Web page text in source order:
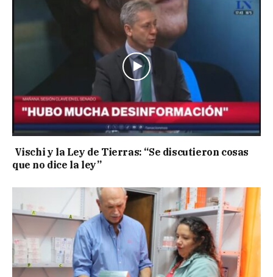
Vischi y la Ley de Tierras: “Se discutieron cosas
que no dice la ley”